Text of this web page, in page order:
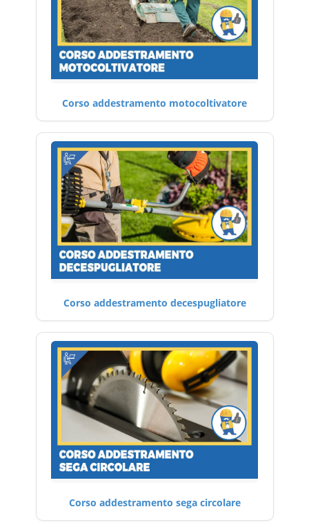
Corso addestramento motocoltivatore
Corso addestramento decespugliatore
Corso addestramento sega circolare